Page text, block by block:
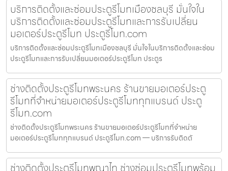
บริการติดตั้งและซ่อมประตูรีโมทเมืองชลบุรี มั่นใจใน
บริการติดตั้งและซ่อมประตูรีโมทและการรับเปลี่ยน
มอเตอร์ประตูรีโมท ประตูรีโมท.com
บริการติดตั้งและซ่อมประตูรีโมทเมืองชลบุรี มั่นใจในบริการติดตั้งและซ่อม
ประตูรีโมทและการรับเปลี่ยนมอเตอร์ประตูรีโมท ประตูร
ช่างติดตั้งประตูรีโมทพระนคร ร้านขายมอเตอร์ประตู
รีโมทที่จำหน่ายมอเตอร์ประตูรีโมททุกแบรนด์ ประตู
รีโมท.com
ช่างติดตั้งประตูรีโมทพระนคร ร้านขายมอเตอร์ประตูรีโมทที่จำหน่าย
มอเตอร์ประตูรีโมททุกแบรนด์ ประตูรีโมท.com — บริการรับติดตั
ช่างติดตั้งประตูรีโมทพญาไท ช่างซ่อมประตูรีโมทพร้อม